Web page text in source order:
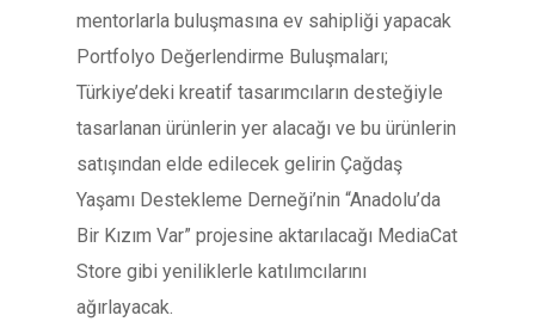
mentorlarla buluşmasına ev sahipliği yapacak
Portfolyo Değerlendirme Buluşmaları;
Türkiye’deki kreatif tasarımcıların desteğiyle
tasarlanan ürünlerin yer alacağı ve bu ürünlerin
satışından elde edilecek gelirin Çağdaş
Yaşamı Destekleme Derneği’nin “Anadolu’da
Bir Kızım Var” projesine aktarılacağı MediaCat
Store gibi yeniliklerle katılımcılarını
ağırlayacak.